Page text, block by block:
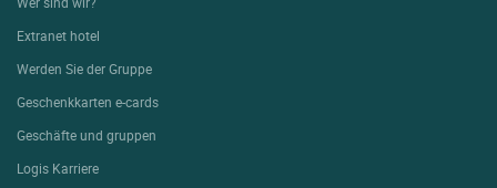
Extranet hotel
Werden Sie der Gruppe
Geschenkkarten e-cards
Geschäfte und gruppen
Logis Karriere